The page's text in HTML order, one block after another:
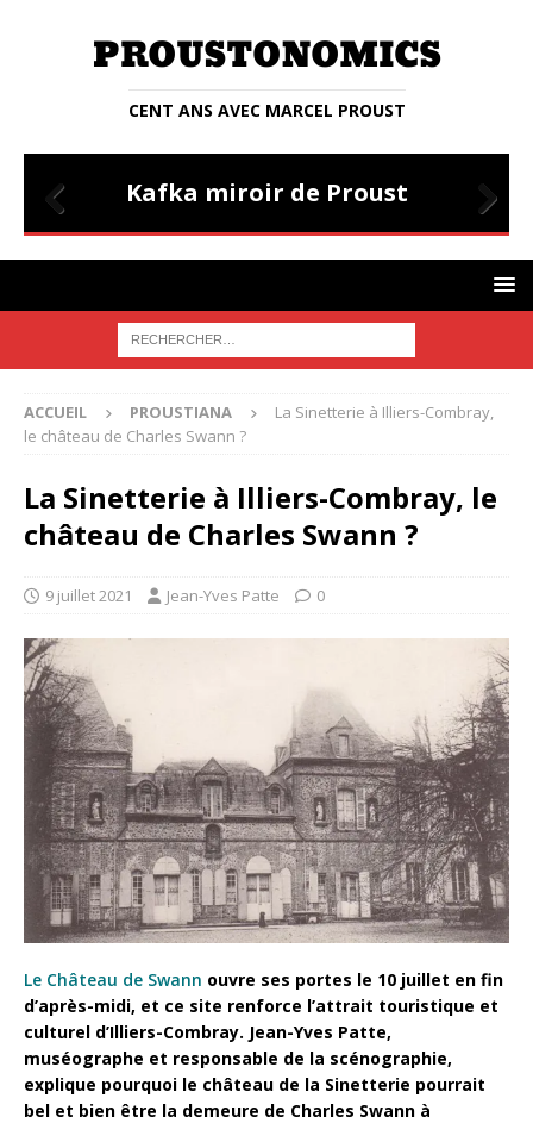
CENT ANS AVEC MARCEL PROUST
Kafka miroir de Proust
Prev
ious
Nex
t
ACCUEIL PROUSTIANA
La Sinetterie à Illiers-Combray,
le château de Charles Swann ?
La Sinetterie à Illiers-Combray, le
château de Charles Swann ?
9 juillet 2021 Jean-Yves Patte 0
Le Château de Swann ouvre ses portes le 10 juillet en fin
d’après-midi, et ce site renforce l’attrait touristique et
culturel d’Illiers-Combray. Jean-Yves Patte,
muséographe et responsable de la scénographie,
explique pourquoi le château de la Sinetterie pourrait
bel et bien être la demeure de Charles Swann à